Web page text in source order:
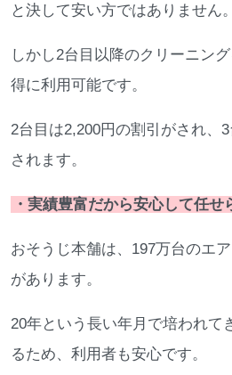
と決して安い方ではありません。
しかし2台目以降のクリーニン
得に利用可能です。
2台目は2,200円の割引がされ、
されます。
・実績豊富だから安心して任せ
おそうじ本舗は、197万台のエ
があります。
20年という長い年月で培われて
るため、利用者も安心です。